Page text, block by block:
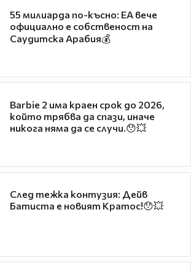
55 милиарда по-късно: EA вече
официално е собственост на
Саудитска Арабия💰
Barbie 2 има краен срок до 2026,
който трябва да спази, иначе
никога няма да се случи.😯💥
След тежка контузия: Дейв
Батиста е новият Кратос!😯💥